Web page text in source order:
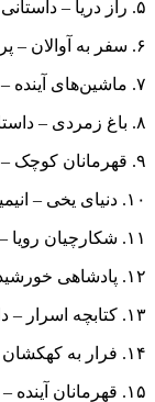
۵. راز دریا – داستانی احساسی با انیمیشن دوبعدی هنری
۶. سفر به آوالان – پر از معما و هیجان
۷. ماشین‌های آینده – برای علاقه‌مندان به سرعت و فناوری
۸. باغ زمردی – داستانی مناسب خانواده
۹. قهرمانان کوچک – کمدی و ماجراجویی
۱۰. دنیای یخی – انیمیشنی مناسب تمام سنین
۱۱. شکارچیان رویا – ترکیب فانتزی و هیجان
۱۲. پادشاهی خورشید – پر از جلوه‌های بصری بی‌نظیر
۱۳. کتابچه اسرار – داستانی پر از رمز و راز
۱۴. فرار به کهکشان – علمی‌تخیلی پرسرعت
۱۵. قهرمانان آینده – الهام‌بخش نوجوانان